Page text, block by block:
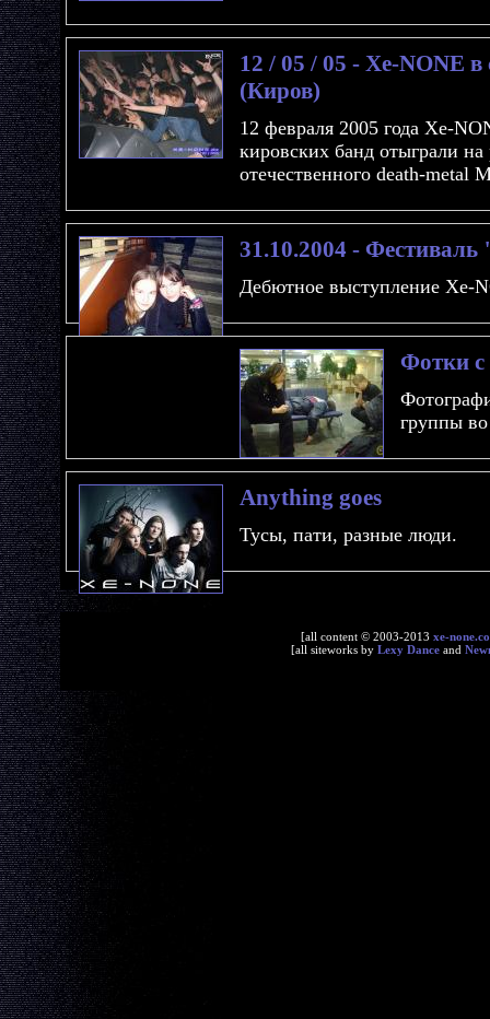
12 / 05 / 05 - Xe-NONE
(Киров)
12 февраля 2005 года Xe-
кировских банд отыграли на
отечественного death-metal
31.10.2004 -
Дебютное выступление Xe-
Фотки с
группы во
Anything goes
Тусы, пати, разные люди.
[all content © 2003-2013 xe-
[all siteworks by Lexy Danceand